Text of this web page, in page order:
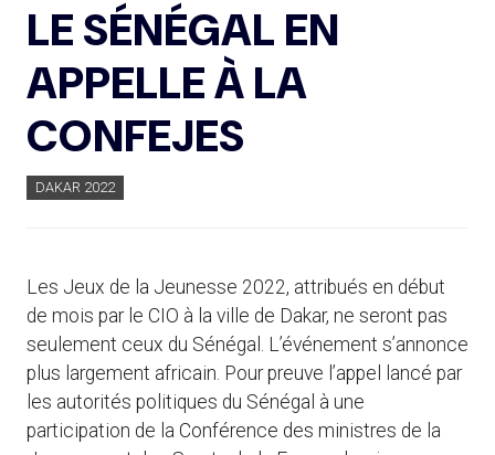
LE SÉNÉGAL EN
APPELLE À LA
CONFEJES
DAKAR 2022
Les Jeux de la Jeunesse 2022, attribués en début
de mois par le CIO à la ville de Dakar, ne seront pas
seulement ceux du Sénégal. L’événement s’annonce
plus largement africain. Pour preuve l’appel lancé par
les autorités politiques du Sénégal à une
participation de la Conférence des ministres de la